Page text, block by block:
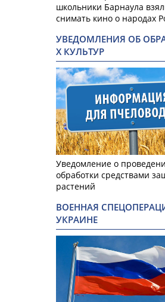
школьники Барнаула
снимать кино о народах
УВЕДОМЛЕНИЯ ОБ
Х КУЛЬТУР
Уведомление о
обработки средствами
растений
ВОЕННАЯ
УКРАИНЕ